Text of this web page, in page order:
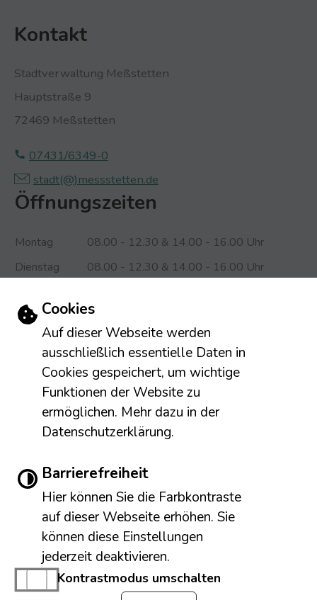
Einstellungen zu Cookies und
Cookies
Auf dieser Webseite werden
ausschließlich essentielle Daten in
Cookies gespeichert, um wichtige
Funktionen der Website zu
ermöglichen. Mehr dazu in der
Datenschutzerklärung.
Barrierefreiheit
Hier können Sie die Farbkontraste
auf dieser Webseite erhöhen. Sie
können diese Einstellungen
jederzeit deaktivieren.
Kontrastmodus umschalten
Kontakt
Stadtverwaltung Meßstetten
Hauptstraße 9
72469 Meßstetten
07431/6349-0
stadt(@)­‍­messstetten.­‍­de
Öffnungszeiten
Montag
08.00 - 12.30 & 14.00 - 16.00 Uhr
Dienstag
08.00 - 12.30 & 14.00 - 16.00 Uhr
Donnerstag
08.00 - 12.30 & 14.00 - 16.00 Uhr
Freitag
08.00 - 13.00 Uhr
Das Bürgerbüro (Einwohnermeldeamt) und die Infothek
sind darüber hinaus montags von 8.00 Uhr bis 16.00 Uhr
durchgängig geöffnet.
Leichte Sprache
Gebärdensprache
Barrierefreie Ansicht
Impressum Erklärung zur Barrierefreiheit
Datenschutzerklärung NewsApp der Stadt Meßstetten